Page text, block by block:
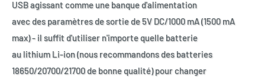
USB agissant comme une banque d'alimentation
avec des paramètres de sortie de 5V DC/1000 mA (1500 mA
max) - il suffit d'utiliser n'importe quelle batterie
au lithium Li-ion (nous recommandons des batteries
18650/20700/21700 de bonne qualité) pour changer